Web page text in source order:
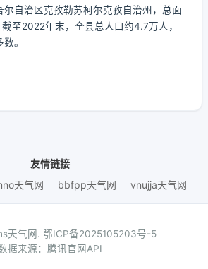
尔自治区克孜勒苏柯尔克孜自治州，总面
至2022年末，全县总人口约4.7万人，
。
友情链接
天气网 bbfpp天气网 vnujja天气网
天气网. 鄂ICP备2025105203号-5
据来源：腾讯官网API